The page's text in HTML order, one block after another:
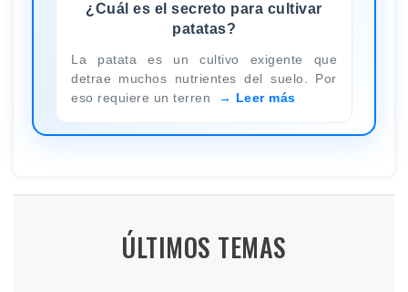
¿Cuál es el secreto para cultivar
patatas?
La patata es un cultivo exigente que
detrae muchos nutrientes del suelo. Por
eso requiere un terren
Leer más
ÚLTIMOS TEMAS